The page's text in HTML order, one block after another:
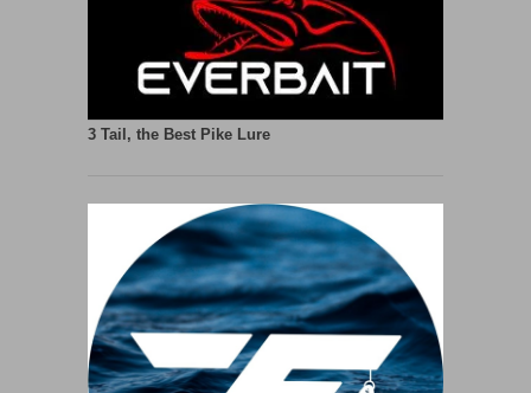
3 Tail, the Best Pike Lure